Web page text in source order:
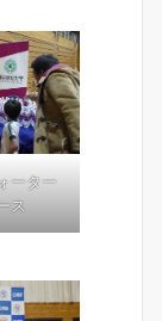
ーター
ス